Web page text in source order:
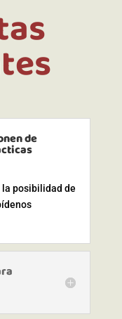
de
la posibilidad de